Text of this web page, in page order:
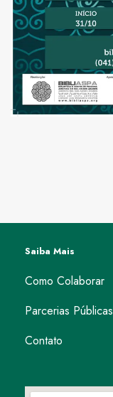
Saiba Mais
Como Colaborar
Parcerias Públicas
Contato